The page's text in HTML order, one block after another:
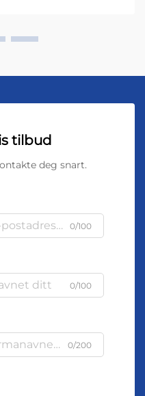
tilbud
deg snart.
0/100
0/100
0/200